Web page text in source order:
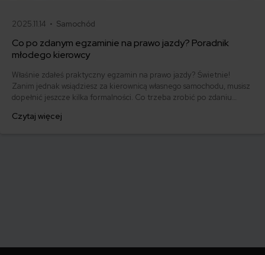
2025.11.14 • Samochód
Co po zdanym egzaminie na prawo jazdy? Poradnik
młodego kierowcy
Właśnie zdałeś praktyczny egzamin na prawo jazdy? Świetnie!
Zanim jednak wsiądziesz za kierownicą własnego samochodu, musisz
dopełnić jeszcze kilka formalności. Co trzeba zrobić po zdaniu
którym szybko załatwisz sprawy urzędowe i będziesz mógł prowadzić
Czytaj więcej